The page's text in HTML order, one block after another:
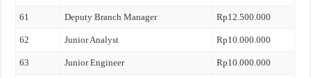
61 Deputy Branch Manager Rp12.500.000
62 Junior Analyst Rp10.000.000
63 Junior Engineer Rp10.000.000